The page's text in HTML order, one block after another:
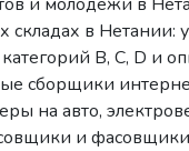
складах в
B, C, D и
сборщики
на авто,
и